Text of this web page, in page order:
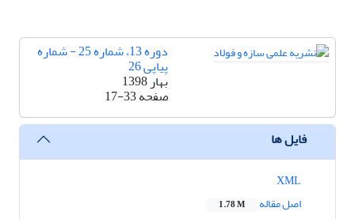
دوره 13، شماره 25 - شماره
پیاپی 26
بهار 1398
صفحه17-33
فایل ها
اصل مقاله
1.78 M